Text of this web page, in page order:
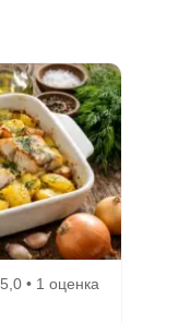
5,0 • 1 оценка